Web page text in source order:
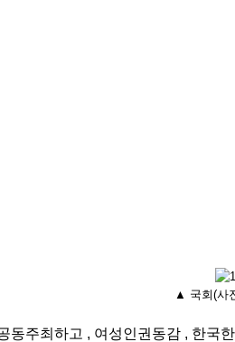
▲ 국회(사
주최하고 , 여성인권동감 , 한